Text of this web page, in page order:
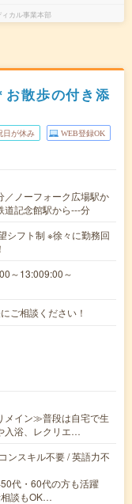
カル事業本部
お散歩の付き添
日が休み WEB登録OK
／ノーフォーク広場駅か
道記念館駅から---分
シフト制 ※徐々に勤務回
～13:009:00～
ご相談ください！
メイン≫普段は自宅で生
入浴、レクリエ…
ンスキル不要 / 英語力不
代・60代の方も活躍
相談もOK…